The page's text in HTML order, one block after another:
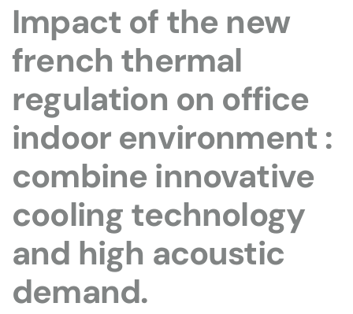
Impact of the new
french thermal
regulation on office
indoor environment :
combine innovative
cooling technology
and high acoustic
demand.